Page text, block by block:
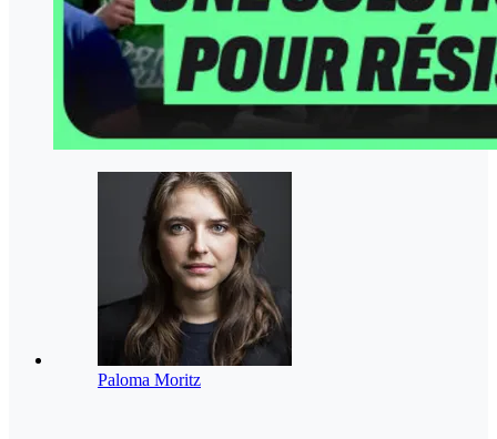
Paloma Moritz